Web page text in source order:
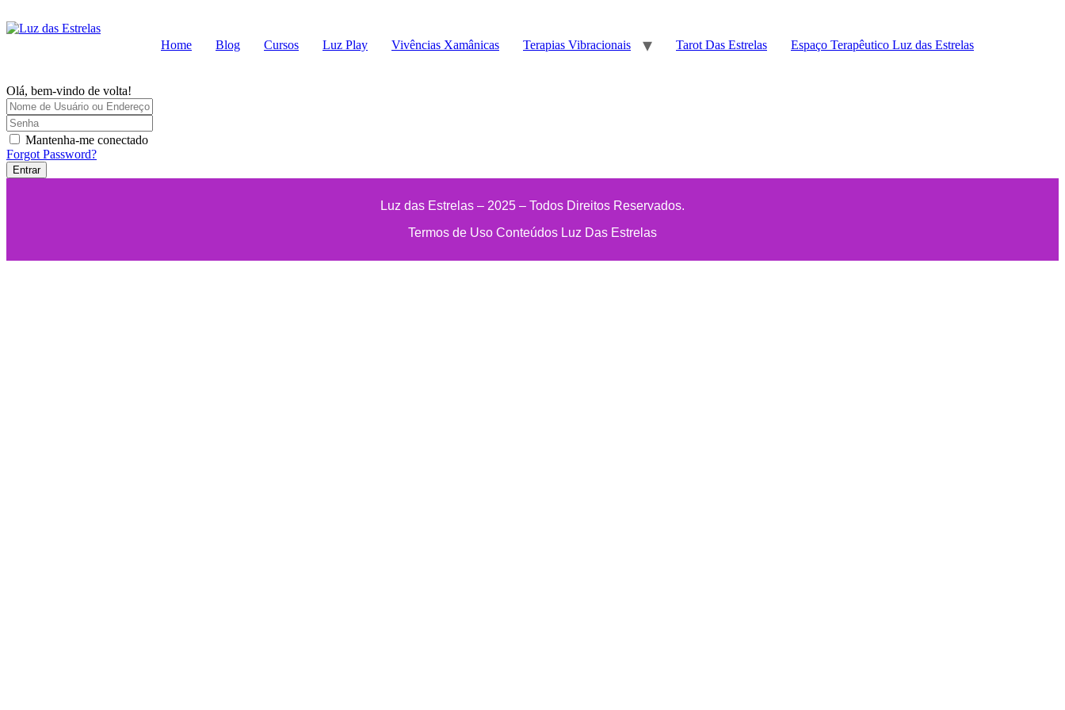
Home Blog Cursos Luz Play Vivências Xamânicas Terapias Vibracionais Tarot Das Estrelas Espaço Terapêutico Luz das Estrelas
Olá, bem-vindo de volta!
Mantenha-me conectado
Forgot Password?
Entrar
Luz das Estrelas – 2025 – Todos Direitos Reservados.
Termos de Uso Conteúdos Luz Das Estrelas